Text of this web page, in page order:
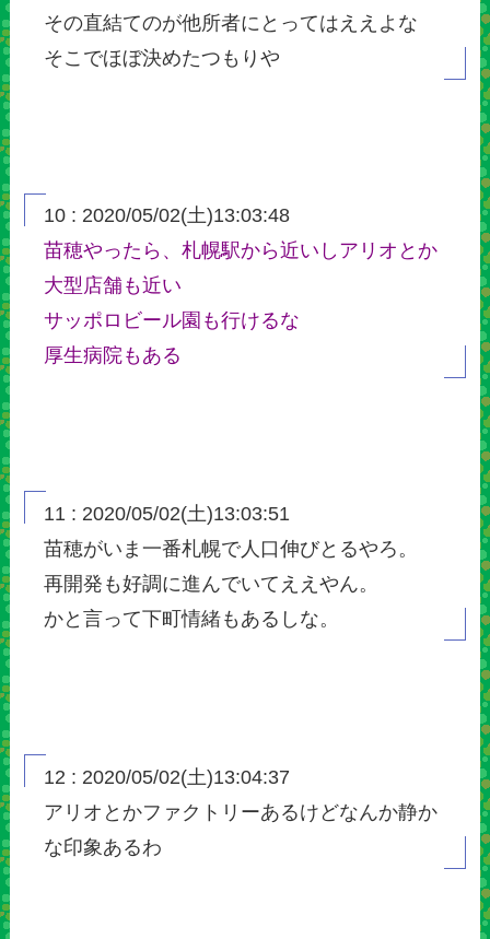
その直結てのが他所者にとってはええよな
そこでほぼ決めたつもりや
10 : 2020/05/02(土)13:03:48
苗穂やったら、札幌駅から近いしアリオとか
大型店舗も近い
サッポロビール園も行けるな
厚生病院もある
11 : 2020/05/02(土)13:03:51
苗穂がいま一番札幌で人口伸びとるやろ。
再開発も好調に進んでいてええやん。
かと言って下町情緒もあるしな。
12 : 2020/05/02(土)13:04:37
アリオとかファクトリーあるけどなんか静か
な印象あるわ